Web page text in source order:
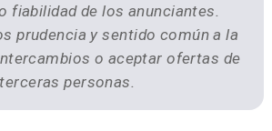
fiabilidad de los anunciantes.
prudencia y sentido común a la
o aceptar ofertas de
terceras personas.